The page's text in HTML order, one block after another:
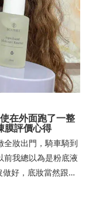
在外面跑了一整
膜評價心得
全妝出門，騎車騎到
我總以為是粉底液
好，底妝當然跟皮
來我調整了妝前步